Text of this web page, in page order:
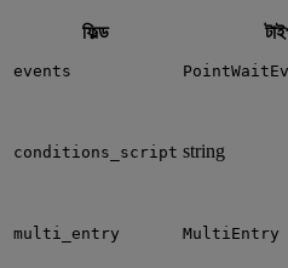
ফিল্ড
events
conditions_script string
multi_entry MultiEntry